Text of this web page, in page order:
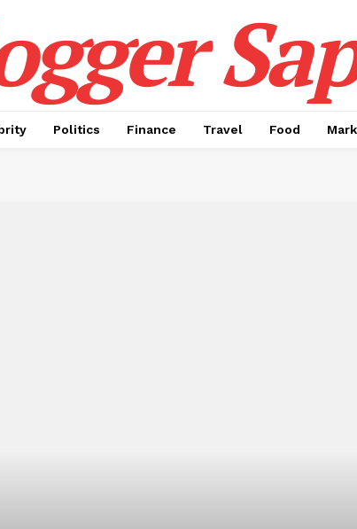
Politics Finance Travel Food